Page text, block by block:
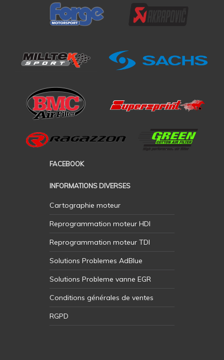
FACEBOOK
INFORMATIONS DIVERSES
Cartographie moteur
Reprogrammation moteur HDI
Reprogrammation moteur TDI
Solutions Problemes AdBlue
Solutions Probleme vanne EGR
Conditions générales de ventes
RGPD